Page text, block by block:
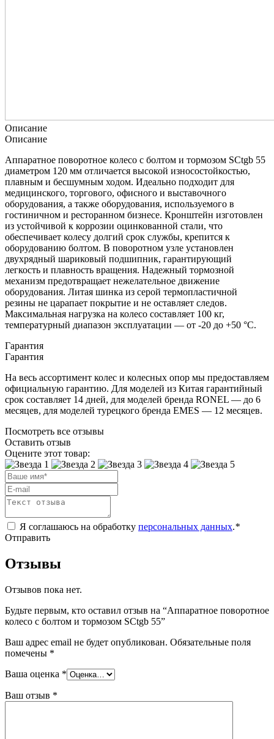
Описание
Описание
Аппаратное поворотное колесо с болтом и тормозом SCtgb 55
диаметром 120 мм отличается высокой износостойкостью,
плавным и бесшумным ходом. Идеально подходит для
медицинского, торгового, офисного и выставочного
оборудования, а также оборудования, используемого в
гостиничном и ресторанном бизнесе. Кронштейн изготовлен
из устойчивой к коррозии оцинкованной стали, что
обеспечивает колесу долгий срок службы, крепится к
оборудованию болтом. В поворотном узле установлен
двухрядный шариковый подшипник, гарантирующий
легкость и плавность вращения. Надежный тормозной
механизм предотвращает нежелательное движение
оборудования. Литая шинка из серой термопластичной
резины не царапает покрытие и не оставляет следов.
Максимальная нагрузка на колесо составляет 100 кг,
температурный диапазон эксплуатации — от -20 до +50 °С.
Гарантия
Гарантия
На весь ассортимент колес и колесных опор мы предоставляем
официальную гарантию. Для моделей из Китая гарантийный
срок составляет 14 дней, для моделей бренда RONEL — до 6
месяцев, для моделей турецкого бренда EMES — 12 месяцев.
Посмотреть все отзывы
Оставить отзыв
Оцените этот товар:
Я соглашаюсь на обработку персональных данных.*
Отправить
Отзывы
Отзывов пока нет.
Будьте первым, кто оставил отзыв на “Аппаратное поворотное
колесо с болтом и тормозом SCtgb 55”
Ваш адрес email не будет опубликован. Обязательные поля
помечены *
Ваша оценка *
Ваш отзыв *